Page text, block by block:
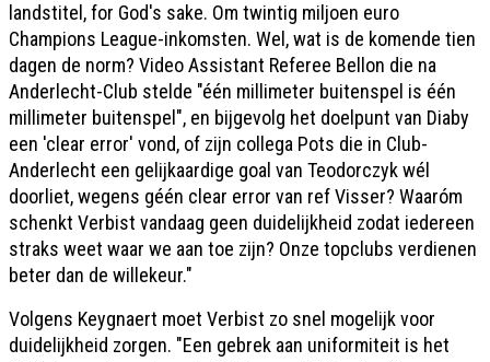
landstitel, for God's sake. Om twintig miljoen euro
Champions League-inkomsten. Wel, wat is de komende tien
dagen de norm? Video Assistant Referee Bellon die na
Anderlecht-Club stelde "één millimeter buitenspel is één
millimeter buitenspel", en bijgevolg het doelpunt van Diaby
een 'clear error' vond, of zijn collega Pots die in Club-
Anderlecht een gelijkaardige goal van Teodorczyk wél
doorliet, wegens géén clear error van ref Visser? Waaróm
schenkt Verbist vandaag geen duidelijkheid zodat iedereen
straks weet waar we aan toe zijn? Onze topclubs verdienen
beter dan de willekeur."
Volgens Keygnaert moet Verbist zo snel mogelijk voor
duidelijkheid zorgen. "Een gebrek aan uniformiteit is het